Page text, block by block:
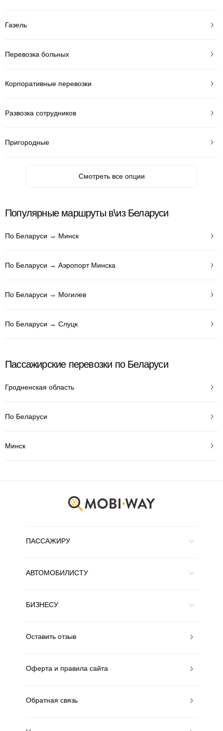
Газель
Перевозка больных
Корпоративные перевозки
Развозка сотрудников
Пригородные
Смотреть все опции
Популярные маршруты в\из Беларуси
По Беларуси → Минск
По Беларуси → Аэропорт Минска
По Беларуси → Могилев
По Беларуси → Слуцк
Пассажирские перевозки по Беларуси
Гродненская область
По Беларуси
Минск
ПАССАЖИРУ
АВТОМОБИЛИСТУ
БИЗНЕСУ
Оставить отзыв
Оферта и правила сайта
Обратная связь